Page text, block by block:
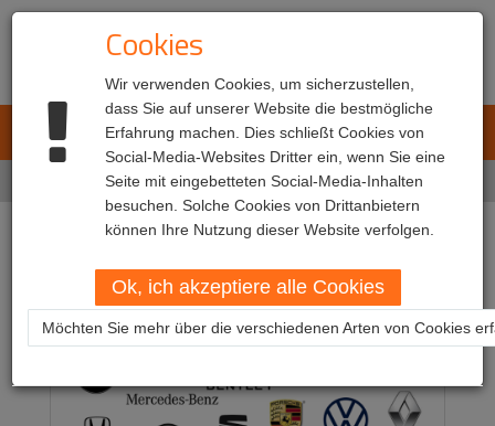
L.E.T. Automotive
Über uns
Über uns
Cookies
Wir verwenden Cookies, um sicherzustellen,
dass Sie auf unserer Website die bestmögliche
Erfahrung machen. Dies schließt Cookies von
Social-Media-Websites Dritter ein, wenn Sie eine
Seite mit eingebetteten Social-Media-Inhalten
besuchen. Solche Cookies von Drittanbietern
können Ihre Nutzung dieser Website verfolgen.
Ok, ich akzeptiere alle Cookies
Möchten Sie mehr über die verschiedenen Arten von Cookies